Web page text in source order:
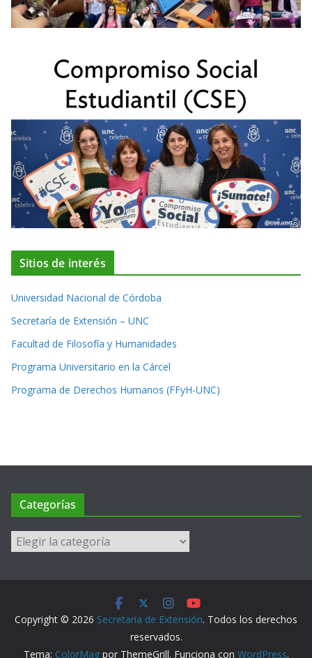
Sitios de interés
Universidad Nacional de Córdoba
Secretaría de Extensión – UNC
Facultad de Filosofía y Humanidades
Programa Universitario en la Cárcel
Programa de Derechos Humanos (FFyH-UNC)
Categorías
Categorías
Copyright © 2026 Secretaría de Extensión. Todos los derechos
reservados.
Tema: ColorMagpor ThemeGrill. Funciona con WordPress.